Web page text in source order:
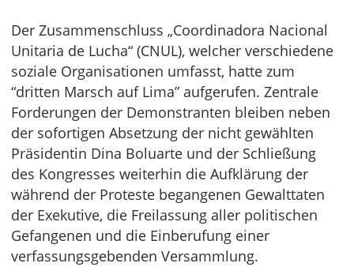
Der Zusammenschluss „Coordinadora Nacional
Unitaria de Lucha“ (CNUL), welcher verschiedene
soziale Organisationen umfasst, hatte zum
“dritten Marsch auf Lima” aufgerufen. Zentrale
Forderungen der Demonstranten bleiben neben
der sofortigen Absetzung der nicht gewählten
Präsidentin Dina Boluarte und der Schließung
des Kongresses weiterhin die Aufklärung der
während der Proteste begangenen Gewalttaten
der Exekutive, die Freilassung aller politischen
Gefangenen und die Einberufung einer
verfassungsgebenden Versammlung.